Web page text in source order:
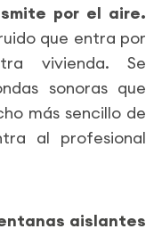
por el aire.
que entra por
vivienda. Se
sonoras que
más sencillo de
al profesional
aislantes